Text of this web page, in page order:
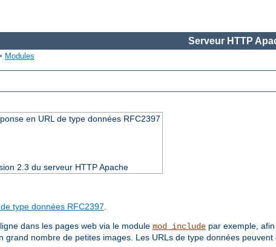
Serveur HTTP
Modules
en URL de type données RFC2397
2.3 du serveur HTTP Apache
de type données RFC2397.
dans les pages web via le module mod_include par exemple,
nombre de petites images. Les URLs de type données